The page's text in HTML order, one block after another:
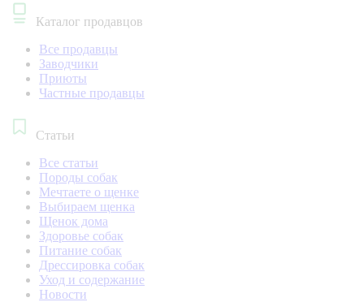
Каталог продавцов
Все продавцы
Заводчики
Приюты
Частные продавцы
Статьи
Все статьи
Породы собак
Мечтаете о щенке
Выбираем щенка
Щенок дома
Здоровье собак
Питание собак
Дрессировка собак
Уход и содержание
Новости